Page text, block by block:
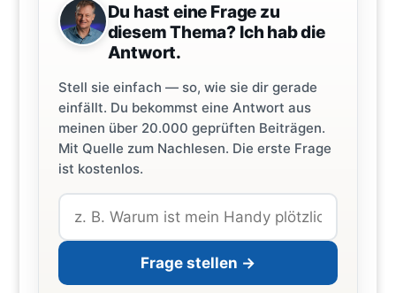
Du hast eine Frage zu
diesem Thema? Ich hab die
Antwort.
Stell sie einfach — so, wie sie dir gerade
einfällt. Du bekommst eine Antwort aus
meinen über 20.000 geprüften Beiträgen.
Mit Quelle zum Nachlesen. Die erste Frage
ist kostenlos.
Frage stellen →